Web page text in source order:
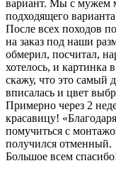
вариант. Мы с мужем
подходящего
После всех походов
на заказ под наши
обмерил, посчитал,
хотелось, и картинка
скажу, что это самый
вписалась и цвет
Примерно через 2
красавицу!
помучиться с
получился отменный.
Большое всем